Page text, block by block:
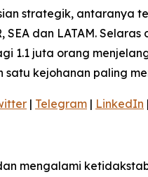
strategik, antaranya
SEA dan LATAM.
1.1 juta orang
satu kejohanan paling
| Telegram | LinkedIn |
mengalami